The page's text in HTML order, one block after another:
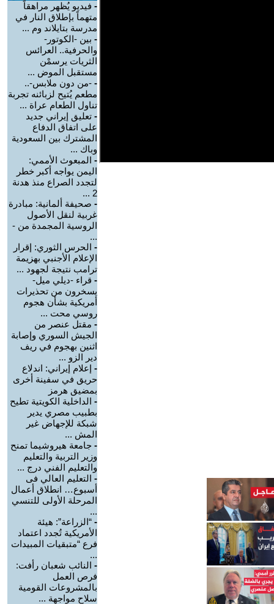
- فيديو يُظهر مراهقاً
متهماً بإطلاق النار في
مدرسة بتايلاند وم ...
- بين -الكوتور-
والحرفية.. العرائس
الثريات يرسمْن
مستقبل الموض ...
- -من دون ملابس-..
مطعم يُتيح لزبائنه تجربة
تناول الطعام عراة ...
- تعليق إيراني جديد
على اتفاق الدفاع
المشترك بين السعودية
وباك ...
- المبعوث الأممي:
اليمن يواجه أكبر خطر
لتجدد الصراع منذ هدنة
2 ...
- صحيفة ألمانية: مبادرة
غربية لنقل الأصول
الروسية المجمدة من -
...
- الحرس الثوري: إقرار
الإعلام الأجنبي بهزيمة
ترامب نتيجة لجهود ...
- قراء -ديلي ميل-
يسخرون من تحذيرات
أمريكية بشأن هجوم
روسي محت ...
- مقتل عنصر من
الجيش السوري وإصابة
اثنين بهجوم في ريف
دير الزو ...
- إعلام إيراني: اندلاع
حريق في سفينة أخرى
بمضيق هرمز
- الداخلية الكويتية تطيح
بطبيب مصري يدير
شبكة للإجهاض غير
المش ...
- جامعة هيروشيما تمنح
وزير التربية والتعليم
والتعليم الفني درج ...
- التعليم العالي فى
أسبوع… انطلاق أعمال
المرحلة الأولى للتنسي
...
- “الزراعة”: هيئة
الأمريكية تُجدد اعتماد
فرع “متبقيات المبيدات
...
- النائب شعبان رأفت:
فرص العمل
بالمشروعات القومية
سلاح مواجهة ...